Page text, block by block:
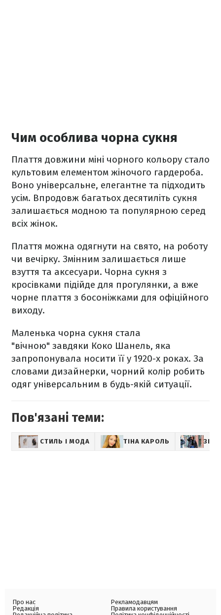
Чим особлива чорна сукня
Плаття довжини міні чорного кольору стало
культовим елементом жіночого гардероба.
Воно універсальне, елегантне та підходить
усім. Впродовж багатьох десятиліть сукня
залишається модною та популярною серед
всіх жінок.
Плаття можна одягнути на свято, на роботу
чи вечірку. Змінним залишається лише
взуття та аксесуари. Чорна сукня з
кросівками підійде для прогулянки, а вже
чорне плаття з босоніжками для офіційного
виходу.
Маленька чорна сукня стала
"вічною" завдяки Коко Шанель, яка
запропонувала носити її у 1920-х роках. За
словами дизайнерки, чорний колір робить
одяг універсальним в будь-якій ситуації.
Пов'язані теми:
СТИЛЬ І МОДА ТІНА КАРОЛЬ
Про нас
Редакція
Рекламодавцям
Правила користування